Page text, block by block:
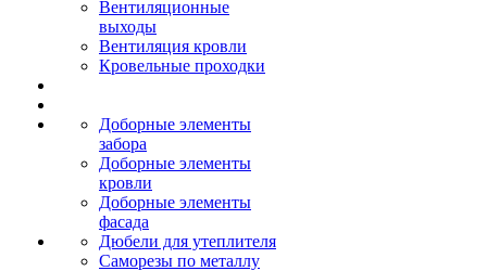
Вентиляционные
выходы
Вентиляция кровли
Кровельные проходки
Доборные элементы
забора
Доборные элементы
кровли
Доборные элементы
фасада
Дюбели для утеплителя
Саморезы по металлу